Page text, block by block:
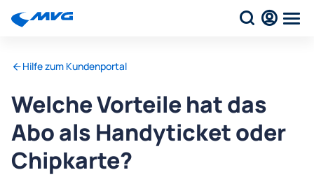
Hilfe zum Kundenportal
Welche Vorteile hat das
Abo als Handyticket oder
Chipkarte?